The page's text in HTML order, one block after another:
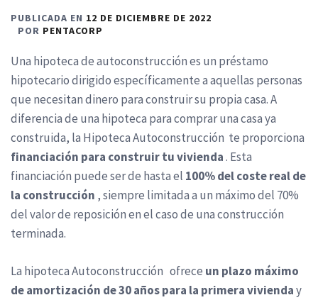
PUBLICADA EN 12 DE DICIEMBRE DE 2022
POR PENTACORP
Una hipoteca de autoconstrucción es un préstamo
hipotecario dirigido específicamente a aquellas personas
que necesitan dinero para construir su propia casa. A
diferencia de una hipoteca para comprar una casa ya
construida, la Hipoteca Autoconstrucción te proporciona
financiación para construir tu vivienda. Esta
financiación puede ser de hasta el 100% del coste real de
la construcción , siempre limitada a un máximo del 70%
del valor de reposición en el caso de una construcción
terminada.
La hipoteca Autoconstrucción ofrece un plazo máximo
de amortización de 30 años para la primera vivienday